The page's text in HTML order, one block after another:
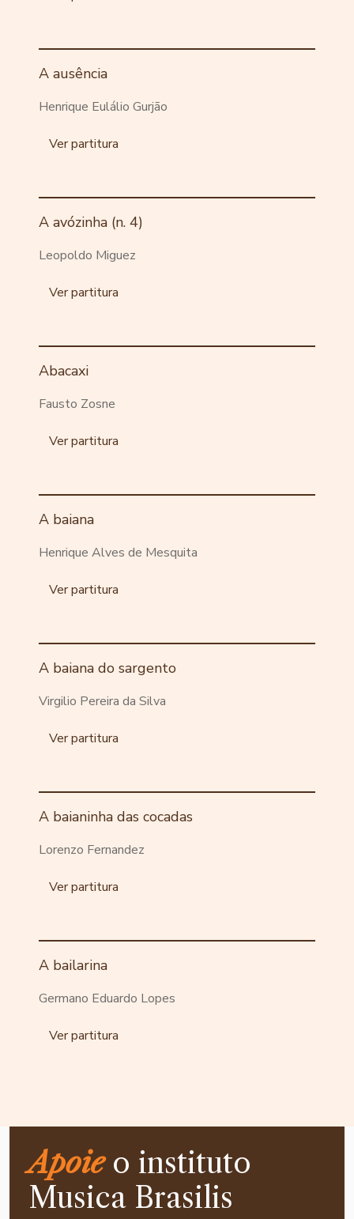
A ausência
Henrique Eulálio Gurjão
Ver partitura
A avózinha (n. 4)
Leopoldo Miguez
Ver partitura
Abacaxi
Fausto Zosne
Ver partitura
A baiana
Henrique Alves de Mesquita
Ver partitura
A baiana do sargento
Virgilio Pereira da Silva
Ver partitura
A baianinha das cocadas
Lorenzo Fernandez
Ver partitura
A bailarina
Germano Eduardo Lopes
Ver partitura
Apoieo instituto
Musica Brasilis